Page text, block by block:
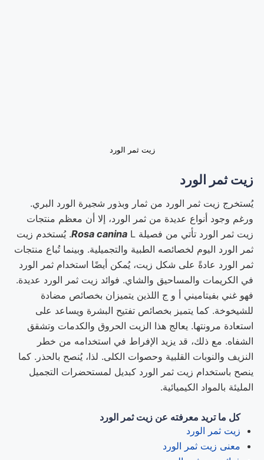
زيت ثمر الورد
زيت ثمر الورد
يُستخرج زيت ثمر الورد من ثمار وبذور شجيرة الورد البري.
ورغم وجود أنواع عديدة من ثمر الورد، إلا أن معظم منتجات
زيت ثمر الورد تأتي من فصيلة
Rosa caninaL. يُستخدم زيت
ثمر الورد اليوم لخصائصه الطبية والتجميلية. وبينما تُباع منتجات
ثمر الورد عادةً على شكل زيت، يُمكن أيضًا استخدام ثمر الورد
في الكريمات والمساحيق والشاي. فوائد زيت ثمر الورد عديدة.
فهو غني بفيتاميني أ و ج اللذين يتميزان بخصائص مضادة
للشيخوخة. كما يتميز بخصائص تفتيح البشرة ويساعد على
استعادة مرونتها. يعالج هذا الزيت الحروق والكدمات وتشقق
الشفاه. مع ذلك، قد يزيد الإفراط في استخدامه من خطر
النزيف والنوبات القلبية وحصوات الكلى. لذا، يُنصح بالحذر. كما
ينصح باستخدام زيت ثمر الورد كبديل لمستحضرات التجميل
المليئة بالمواد الكيميائية.
كل ما تريد معرفته عن زيت ثمر الورد
زيت ثمر الورد
معنى زيت ثمر الورد